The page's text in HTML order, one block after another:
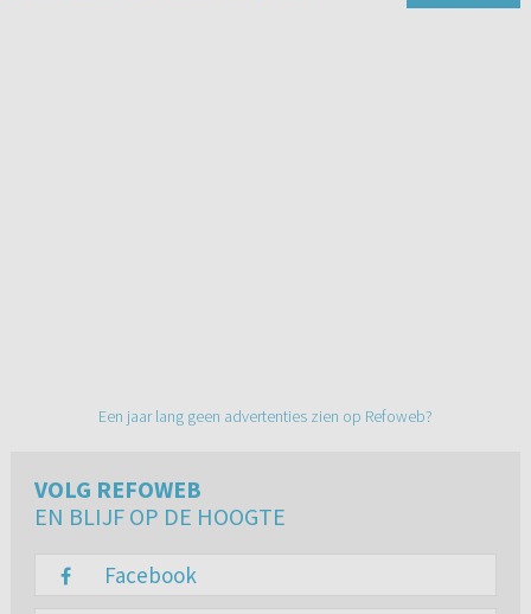
Een jaar lang geen advertenties zien op Refoweb?
VOLG REFOWEB
EN BLIJF OP DE HOOGTE
Facebook